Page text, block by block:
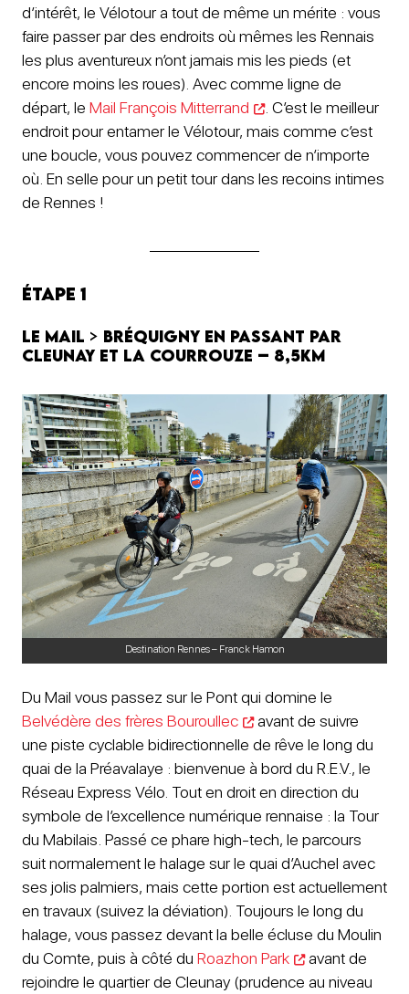
d’intérêt, le Vélotour a tout de même un mérite : vous
faire passer par des endroits où mêmes les Rennais
les plus aventureux n’ont jamais mis les pieds (et
encore moins les roues). Avec comme ligne de
départ, le Mail François Mitterrand
. C’est le meilleur
endroit pour entamer le Vélotour, mais comme c’est
une boucle, vous pouvez commencer de n’importe
où. En selle pour un petit tour dans les recoins intimes
de Rennes !
Étape 1
Le Mail > Bréquigny en passant par
Cleunay et la Courrouze – 8,5km
Destination Rennes – Franck Hamon
Du Mail vous passez sur le Pont qui domine le
Belvédère des frères Bouroullec
avant de suivre
une piste cyclable bidirectionnelle de rêve le long du
quai de la Préavalaye : bienvenue à bord du R.E.V., le
Réseau Express Vélo. Tout en droit en direction du
symbole de l’excellence numérique rennaise : la Tour
du Mabilais. Passé ce phare high-tech, le parcours
suit normalement le halage sur le quai d’Auchel avec
ses jolis palmiers, mais cette portion est actuellement
en travaux (suivez la déviation). Toujours le long du
halage, vous passez devant la belle écluse du Moulin
du Comte, puis à côté du Roazhon Park
avant de
rejoindre le quartier de Cleunay (prudence au niveau